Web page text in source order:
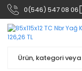
0(546) 547 08 06